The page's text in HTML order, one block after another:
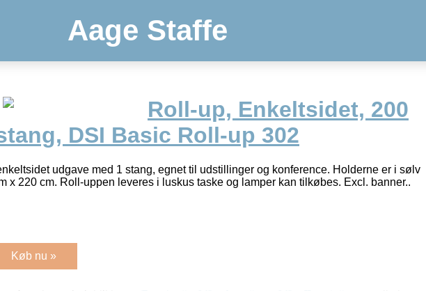
Aage Staffe
Roll-up, Enkeltsidet, 200
DSI Basic Roll-up 302
udgave med 1 stang, egnet til udstillinger og konference. Holderne er i sølv
x 220 cm. Roll-uppen leveres i luskus taske og lamper kan tilkøbes. Excl. banner..
Køb nu »